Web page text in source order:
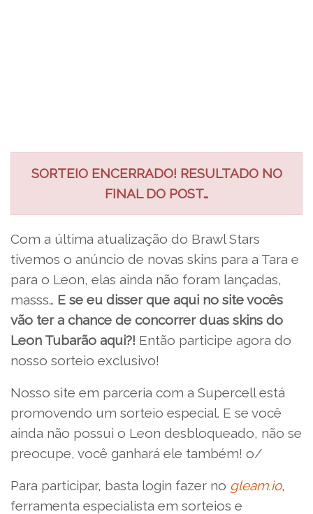
SORTEIO ENCERRADO! RESULTADO NO
FINAL DO POST…
Com a última atualização do Brawl Stars
tivemos o anúncio de novas skins para a Tara e
para o Leon, elas ainda não foram lançadas,
masss… E se eu disser que aqui no site vocês
vão ter a chance de concorrer duas skins do
Leon Tubarão aqui?! Então participe agora do
nosso sorteio exclusivo!
Nosso site em parceria com a Supercell está
promovendo um sorteio especial. E se você
ainda não possui o Leon desbloqueado, não se
preocupe, você ganhará ele também! o/
Para participar, basta login fazer no gleam.io,
ferramenta especialista em sorteios e